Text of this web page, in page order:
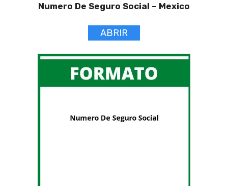
Numero De Seguro Social – Mexico
ABRIR